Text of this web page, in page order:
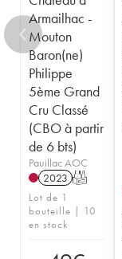
Armailhac -
Mouton
Baron(ne)
Philippe
5ème Grand
Cru Classé
(CBO à partir
de 6 bts)
Pauillac AOC
2023 T
Lot de 1
bouteille | 10
en stock